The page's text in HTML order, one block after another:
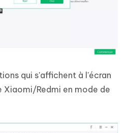
qui s'affichent à l'écran
Redmi en mode de